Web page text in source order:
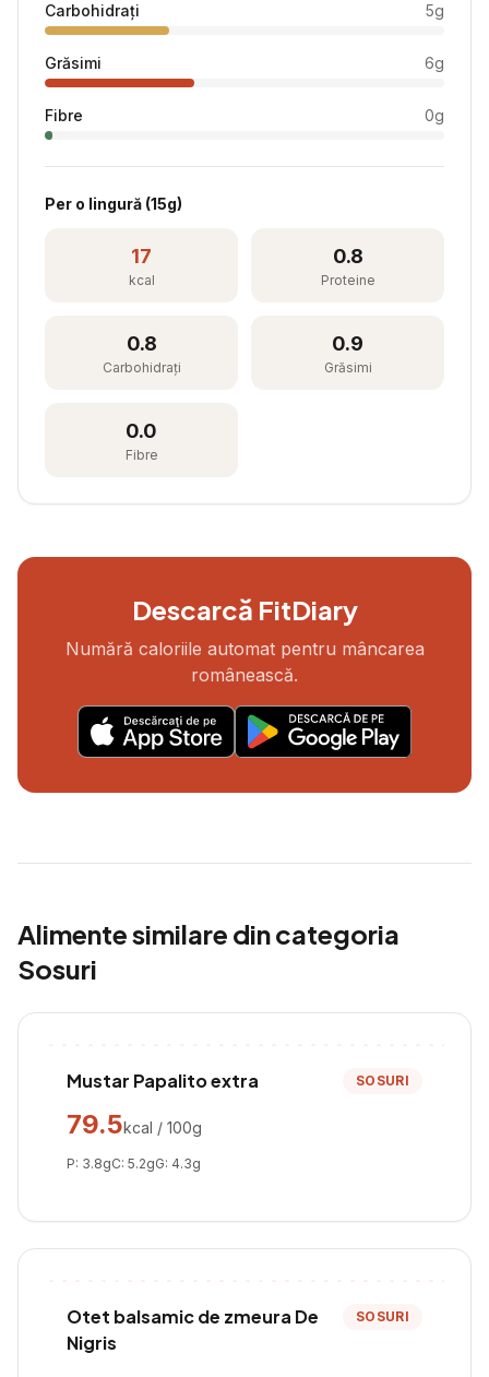
Carbohidrați 5g
Grăsimi 6g
Fibre 0g
Per o lingură (15g)
17
kcal
0.8
Proteine
0.8
Carbohidrați
0.9
Grăsimi
0.0
Fibre
Descarcă FitDiary
Numără caloriile automat pentru mâncarea
românească.
Alimente similare din categoria
Sosuri
Mustar Papalito extra SOSURI
79.5kcal / 100g
P: 3.8gC: 5.2gG: 4.3g
Otet balsamic de zmeura De
Nigris
SOSURI